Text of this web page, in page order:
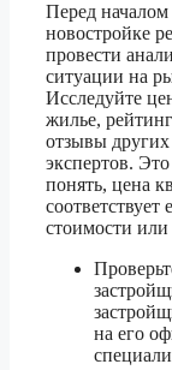
Перед
новостройке
провести
ситуации на
Исследуйте
жилье,
отзывы
экспертов.
понять, цена
соответствует
стоимости или
на его